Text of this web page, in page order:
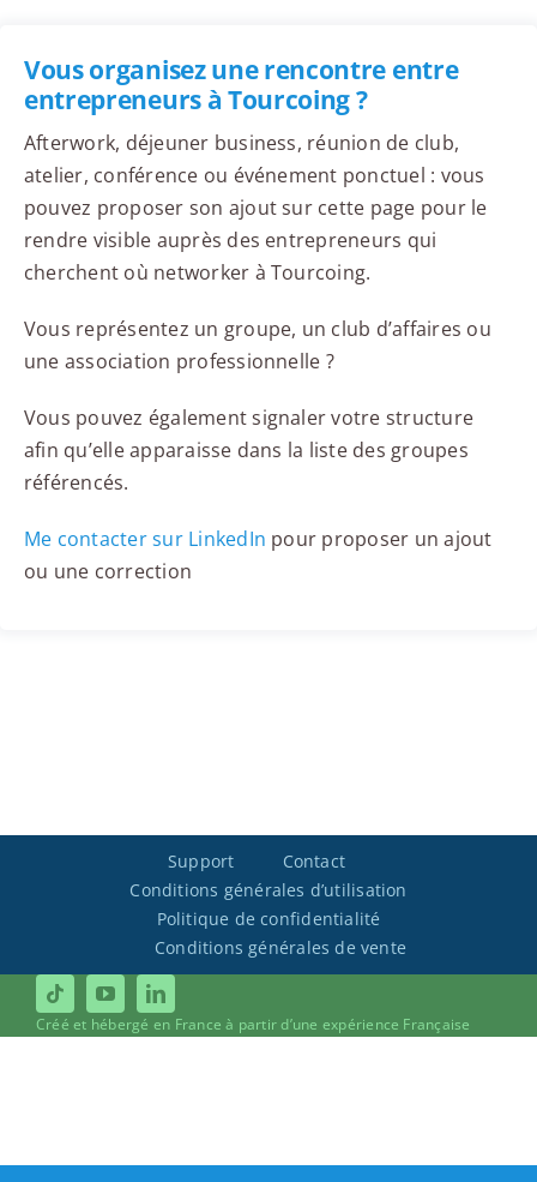
Vous organisez une rencontre entre
entrepreneurs à Tourcoing ?
Afterwork, déjeuner business, réunion de club,
atelier, conférence ou événement ponctuel : vous
pouvez proposer son ajout sur cette page pour le
rendre visible auprès des entrepreneurs qui
cherchent où networker à Tourcoing.
Vous représentez un groupe, un club d’affaires ou
une association professionnelle ?
Vous pouvez également signaler votre structure
afin qu’elle apparaisse dans la liste des groupes
référencés.
Me contacter sur LinkedIn pour proposer un ajout
ou une correction
Support
Contact
Conditions générales d’utilisation
Politique de confidentialité
Conditions générales de vente
Créé et hébergé en France à partir d’une expérience Française